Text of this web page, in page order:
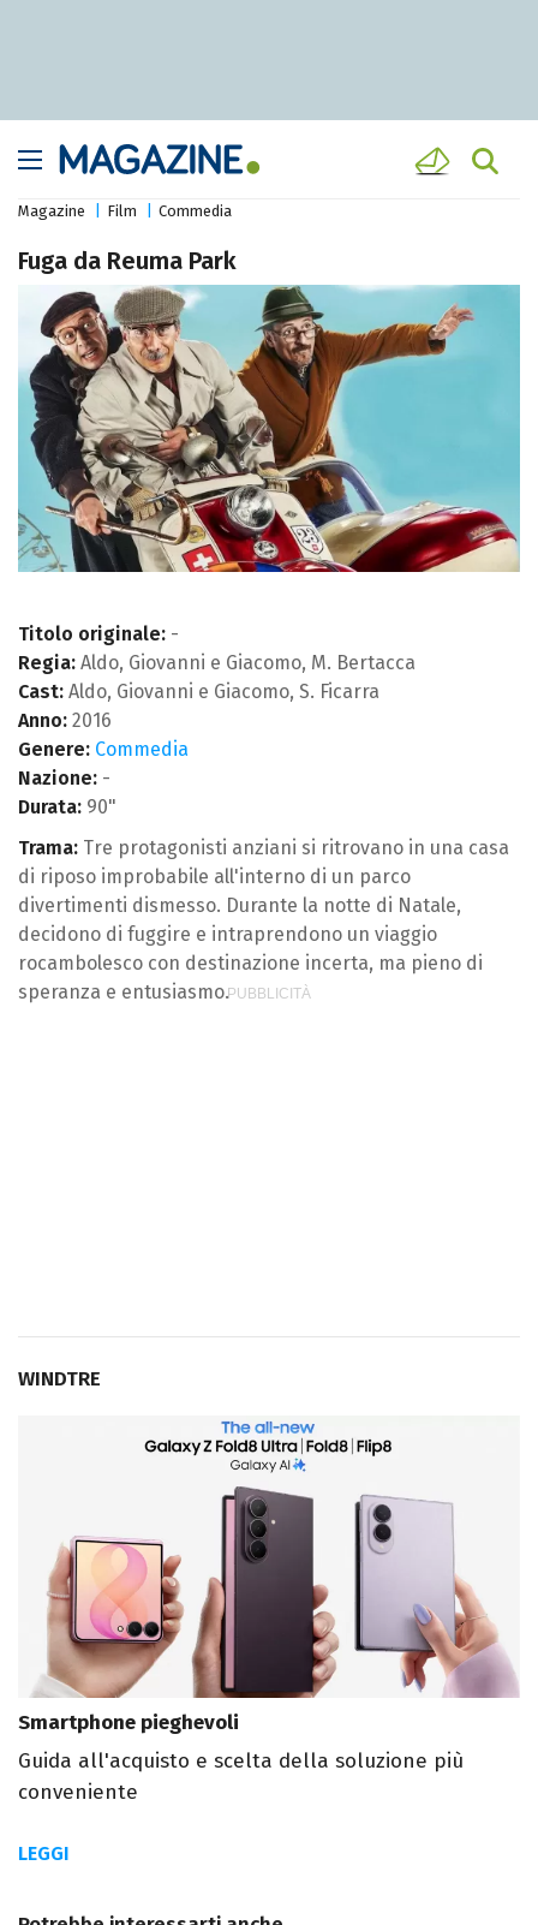
Magazine Film Commedia
Fuga da Reuma Park
Titolo originale: -
Regia: Aldo, Giovanni e Giacomo, M. Bertacca
Cast: Aldo, Giovanni e Giacomo, S. Ficarra
Anno: 2016
Genere: Commedia
Nazione: -
Durata: 90"
Trama: Tre protagonisti anziani si ritrovano in una casa
di riposo improbabile all'interno di un parco
divertimenti dismesso. Durante la notte di Natale,
decidono di fuggire e intraprendono un viaggio
rocambolesco con destinazione incerta, ma pieno di
speranza e entusiasmo.
WINDTRE
Smartphone pieghevoli
Guida all'acquisto e scelta della soluzione più
conveniente
LEGGI